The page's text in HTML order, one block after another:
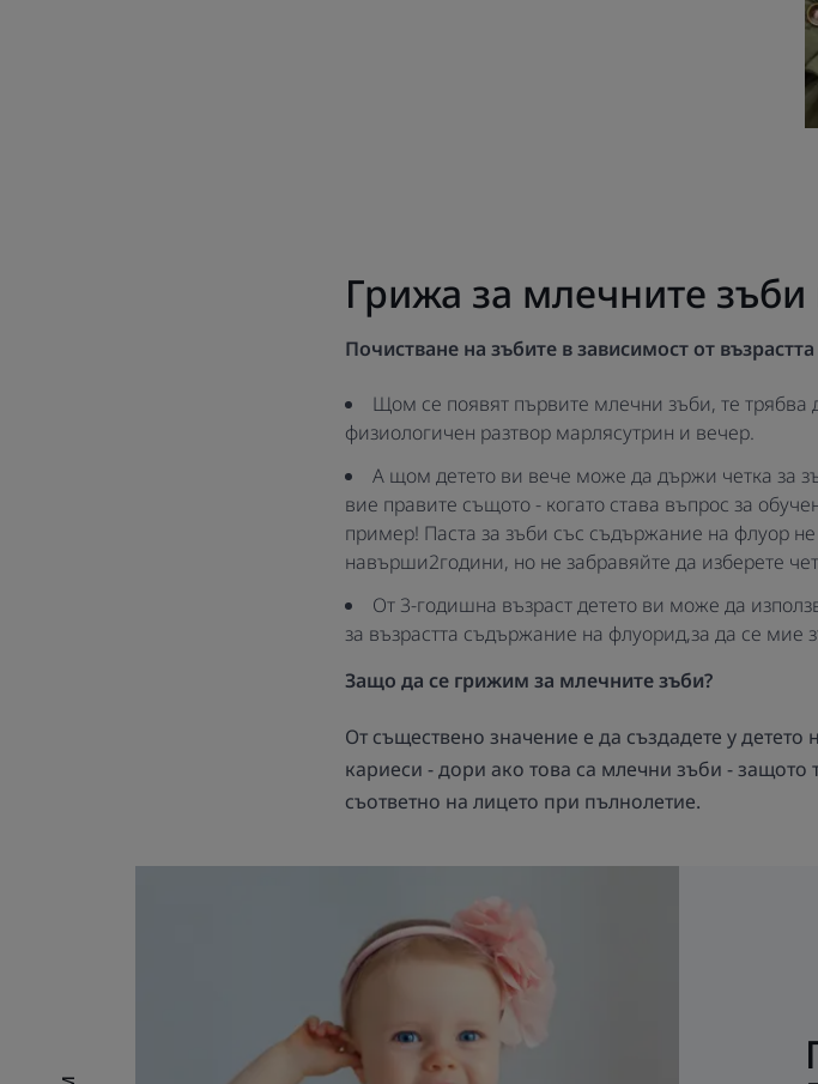
Грижа за млечните
Почистване на зъбите в зависимост от
Щом се появят първите млечни зъби, те трябва
физиологичен разтвор марлясутрин и вечер.
А щом детето ви вече може да държи четка за
вие правите същото - когато става въпрос за
пример! Паста за зъби със съдържание на флуор
навърши2години, но не забравяйте да изберете
От 3-годишна възраст детето ви може да
за възрастта съдържание на флуорид,за да се мие
Защо да се грижим за млечните зъби?
От съществено значение е да създадете у детето
кариеси - дори ако това са млечни зъби - защото
съответно на лицето при пълнолетие.